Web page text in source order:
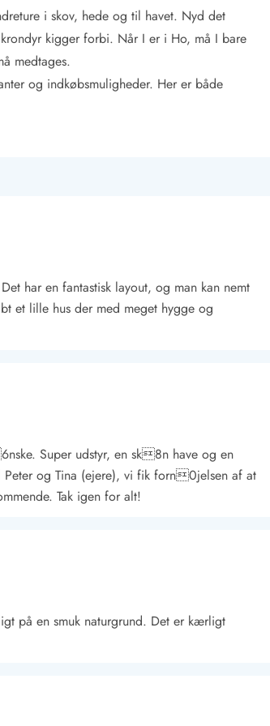
i skov, hede og til havet. Nyd det
kigger forbi. Når I er i Ho, må I bare
medtages.
og indkøbsmuligheder. Her er både
har en fantastisk layout, og man kan nemt
et lille hus der med meget hygge og
Super udstyr, en sk8n have og en
og Tina (ejere), vi fik forn0jelsen af at
Tak igen for alt!
på en smuk naturgrund. Det er kærligt